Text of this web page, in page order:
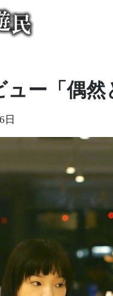
ュー「偶然
日